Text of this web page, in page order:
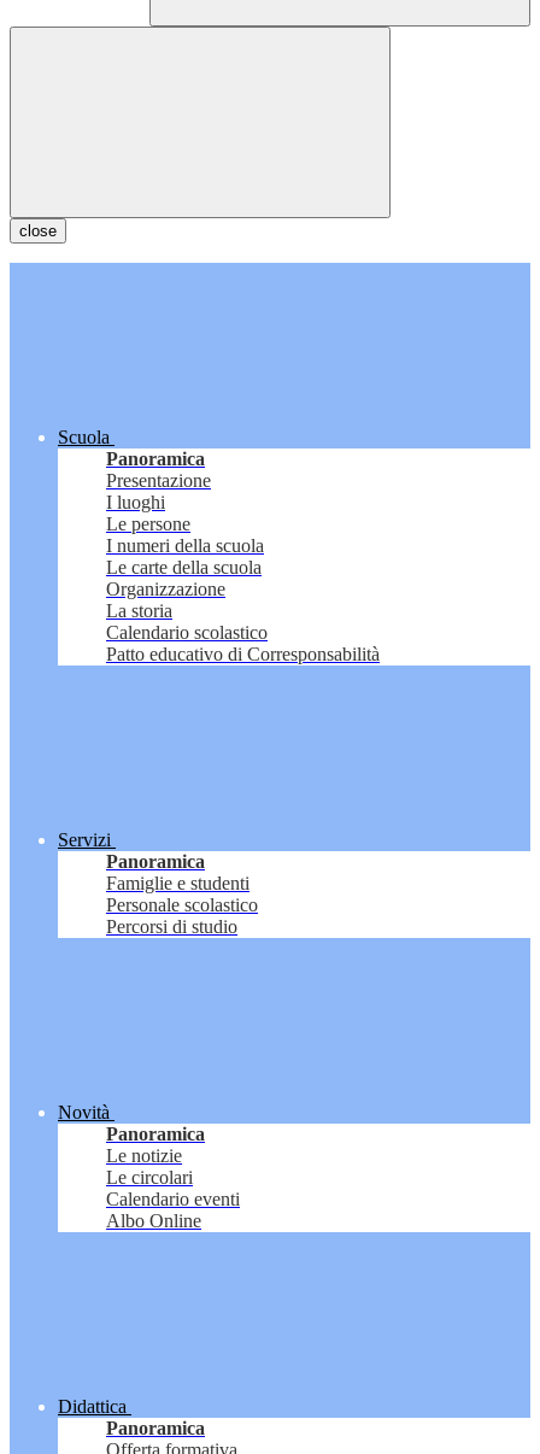
close
Scuola
Panoramica
Presentazione
I luoghi
Le persone
I numeri della scuola
Le carte della scuola
Organizzazione
La storia
Calendario scolastico
Patto educativo di Corresponsabilità
Servizi
Panoramica
Famiglie e studenti
Personale scolastico
Percorsi di studio
Novità
Panoramica
Le notizie
Le circolari
Calendario eventi
Albo Online
Didattica
Panoramica